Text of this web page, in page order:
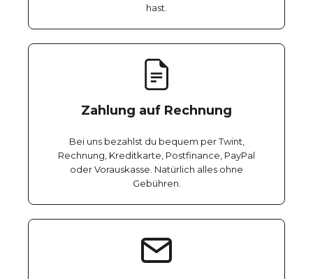
hast.
Zahlung auf Rechnung
Bei uns bezahlst du bequem per Twint,
Rechnung, Kreditkarte, Postfinance, PayPal
oder Vorauskasse. Natürlich alles ohne
Gebühren.